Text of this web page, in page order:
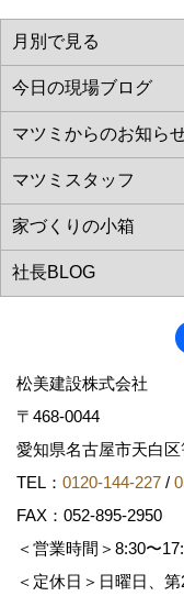
松美建設株式会社
〒468-0044
愛知県名古屋市天白
TEL： 0120-144-227 /
FAX：052-895-2950
＜営業時間＞8:30〜
＜定休日＞日曜日、